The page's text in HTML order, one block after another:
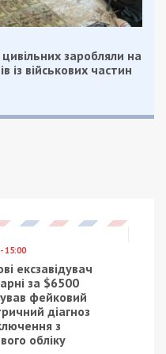
заробляли на
із військових частин
15:00
ексзавідувач
за $6500
фейковий
діагноз
з
обліку